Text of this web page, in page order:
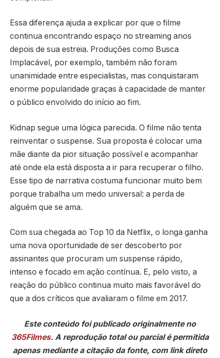
Essa diferença ajuda a explicar por que o filme
continua encontrando espaço no streaming anos
depois de sua estreia. Produções como Busca
Implacável , por exemplo, também não foram
unanimidade entre especialistas, mas conquistaram
enorme popularidade graças à capacidade de manter
o público envolvido do início ao fim.
Kidnap segue uma lógica parecida. O filme não tenta
reinventar o suspense. Sua proposta é colocar uma
mãe diante da pior situação possível e acompanhar
até onde ela está disposta a ir para recuperar o filho.
Esse tipo de narrativa costuma funcionar muito bem
porque trabalha um medo universal: a perda de
alguém que se ama.
Com sua chegada ao Top 10 da Netflix, o longa ganha
uma nova oportunidade de ser descoberto por
assinantes que procuram um suspense rápido,
intenso e focado em ação contínua. E, pelo visto, a
reação do público continua muito mais favorável do
que a dos críticos que avaliaram o filme em 2017.
Este conteúdo foi publicado originalmente no
365Filmes. A reprodução total ou parcial é permitida
apenas mediante a citação da fonte, com link direto